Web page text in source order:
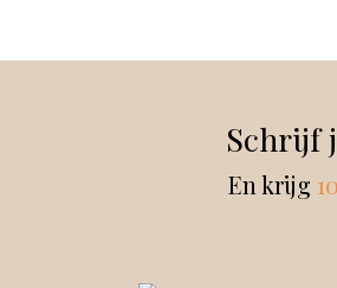
Schrijf
En krijg